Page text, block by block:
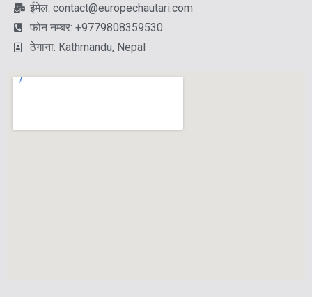
ईमेल: contact@europechautari.com
फोन नम्बर: +9779808359530
ठेगाना: Kathmandu, Nepal